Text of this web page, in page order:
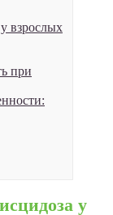
взрослых
при
у